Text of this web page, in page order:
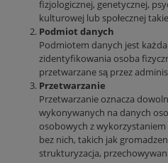
fizjologicznej, genetycznej,
kulturowej lub społecznej
Podmiot danych
Podmiotem danych jest
zidentyfikowania osoba
przetwarzane są przez
Przetwarzanie
Przetwarzanie oznacza
wykonywanych na danych
osobowych z
bez nich, takich jak
strukturyzacja,